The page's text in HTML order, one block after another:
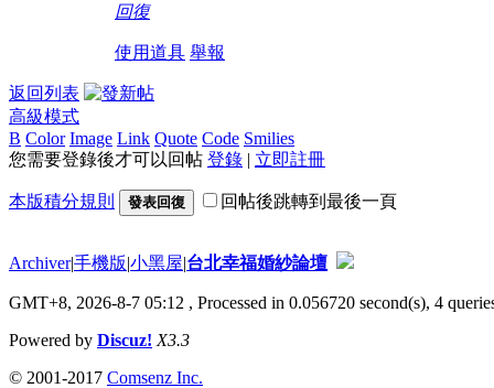
回復
使用道具 舉報
返回列表
高級模式
B Color Image Link Quote Code Smilies
您需要登錄後才可以回帖 登錄 | 立即註冊
本版積分規則 發表回復 回帖後跳轉到最後一頁
Archiver|手機版|小黑屋|台北幸福婚紗論壇
GMT+8, 2026-8-7 05:12 , Processed in 0.056720 second(s), 4
Powered by Discuz! X3.3
© 2001-2017 Comsenz Inc.